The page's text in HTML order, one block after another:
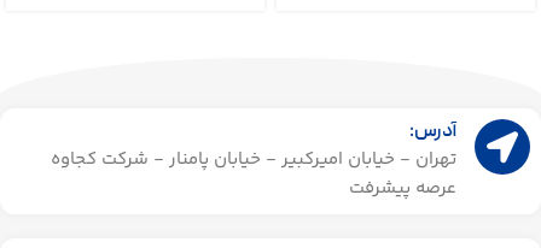
آدرس:
تهران - خیابان امیرکبیر - خیابان پامنار - شرکت کجاوه
عرصه پیشرفت